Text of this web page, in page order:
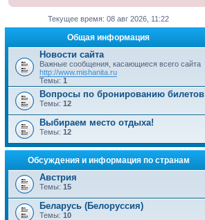
Текущее время: 08 авг 2026, 11:22
Общая информация
Новости сайта
Важные сообщения, касающиеся всего сайта
http://www.mishanita.ru
Темы: 1
Вопросы по бронированию билетов
Темы: 12
Выбираем место отдыха!
Темы: 12
Обсуждения и информация по странам
Австрия
Темы: 15
Беларусь (Белоруссия)
Темы: 10